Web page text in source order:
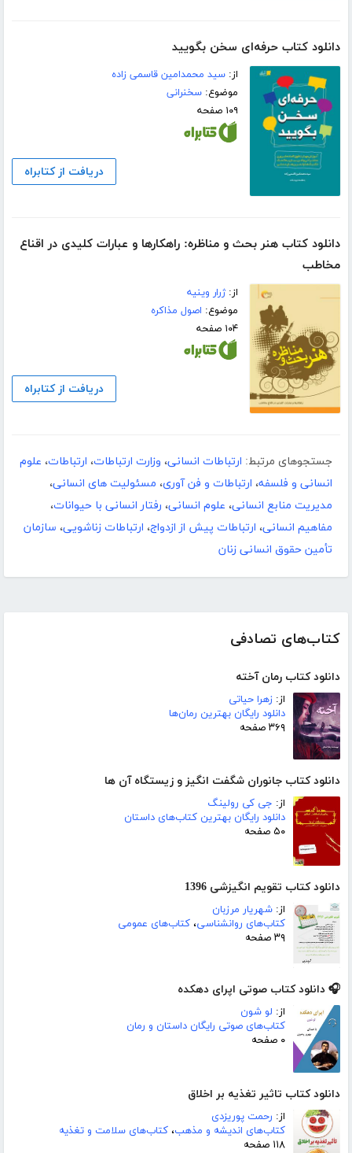
کتاب‌های تصادفی
دانلود کتاب رمان آخته
از: زهرا حیاتی
دانلود رایگان بهترین رمان‌ها
۳۶۹ صفحه
دانلود کتاب جانوران شگفت انگیز و زیستگاه آن ها
از: جی کی رولینگ
دانلود رایگان بهترین کتاب‌های داستان
۵۰ صفحه
دانلود کتاب تقویم انگیزشی 1396
از: شهریار مرزبان
کتاب‌های روانشناسی، کتاب‌های عمومی
۳۹ صفحه
🎧 دانلود کتاب صوتی اپرای دهکده
از: لو شون
کتاب‌های صوتی رایگان داستان و رمان
۰ صفحه
دانلود کتاب تاثیر تغذیه بر اخلاق
از: رحمت پوریزدی
کتاب‌های اندیشه و مذهب، کتاب‌های سلامت و تغذیه
۱۱۸ صفحه
دانلود کتاب حرفه‌ای سخن بگویید
از:سید محمدامین قاسمی زاده
موضوع:سخنرانی
۱۰۹ صفحه
دریافت از کتابراه
دانلود کتاب هنر بحث و مناظره: راهکارها و عبارات کلیدی در اقناع
مخاطب
از:ژرار وینیه
موضوع: اصول مذاکره
۱۰۴ صفحه
دریافت از کتابراه
جستجوهای مرتبط: ارتباطات انسانی، وزارت ارتباطات، ارتباطات، علوم
انسانی و فلسفه، ارتباطات و فن آوری، مسئولیت های انسانی،
مدیریت منابع انسانی، علوم انسانی، رفتار انسانی با حیوانات،
مفاهیم انسانی، ارتباطات پیش از ازدواج، ارتباطات زناشویی، سازمان
تأمین حقوق انسانی زنان